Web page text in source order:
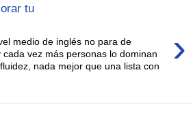
tu
›
medio de inglés no para de
cada vez más personas lo dominan
nada mejor que una lista con